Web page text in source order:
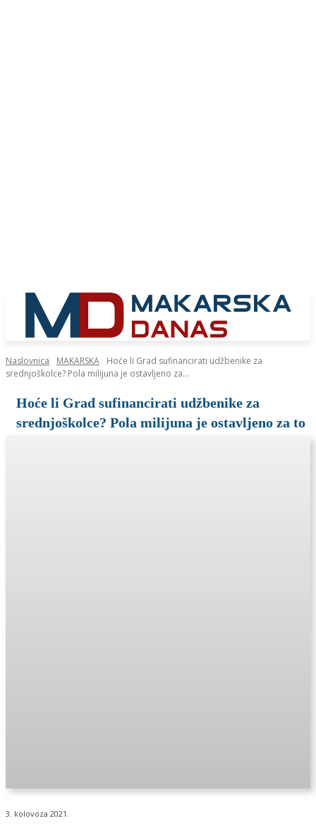
Naslovnica MAKARSKA
Hoće li Grad sufinancirati udžbenike za
srednjoškolce? Pola milijuna je ostavljeno za...
Hoće li Grad sufinancirati udžbenike za
srednjoškolce? Pola milijuna je ostavljeno za to
3. kolovoza 2021.